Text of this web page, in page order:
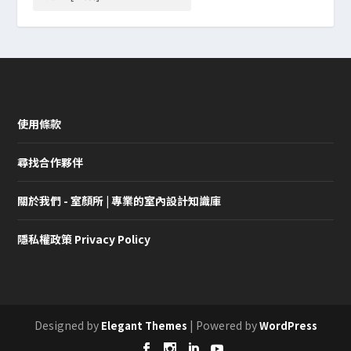
使用條款
尋找合作夥伴
關於我們 - 室顏所 | 專業的室內設計知識庫
隱私權政策 Privacy Policy
Designed by Elegant Themes | Powered byWordPress